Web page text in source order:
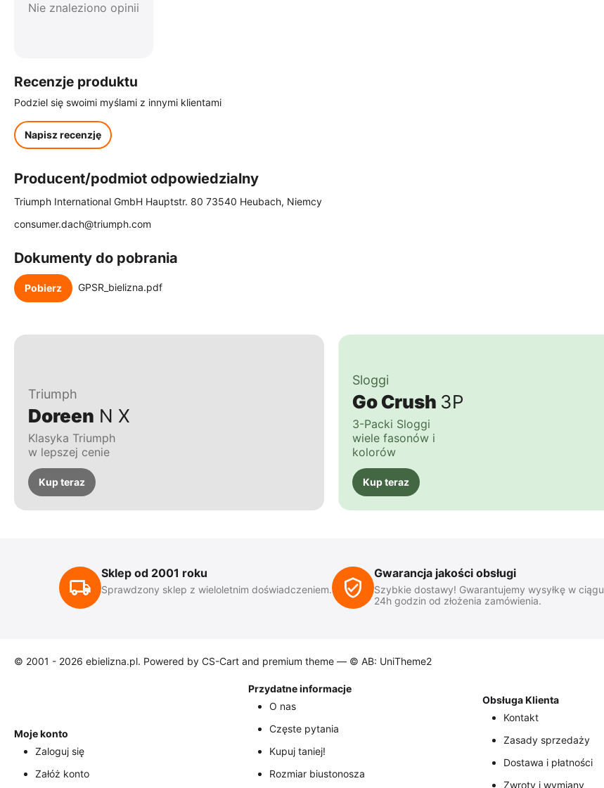
Nie znaleziono opinii
Recenzje produktu
Podziel się swoimi myślami z innymi klientami
Napisz recenzję
Producent/podmiot odpowiedzialny
Triumph International GmbH Hauptstr. 80 73540 Heubach, Niemcy
consumer.dach@triumph.com
Dokumenty do pobrania
Pobierz GPSR_bielizna.pdf
Triumph
Doreen N X
Klasyka Triumph
w lepszej cenie
Kup teraz
Sloggi
Go Crush 3P
3-Packi Sloggi
wiele fasonów i
kolorów
Kup teraz
Sklep od 2001 roku
Sprawdzony sklep z wieloletnim doświadczeniem.
Gwarancja jakości obsługi
Szybkie dostawy! Gwarantujemy wysyłkę w ciągu
24h godzin od złożenia zamówienia.
© 2001 - 2026 ebielizna.pl. Powered by CS-Cart and premium theme — © AB: UniTheme2
Moje konto
Zaloguj się
Załóż konto
Przydatne informacje
O nas
Częste pytania
Kupuj taniej!
Rozmiar biustonosza
Obsługa Klienta
Kontakt
Zasady sprzedaży
Dostawa i płatności
Zwroty i wymiany